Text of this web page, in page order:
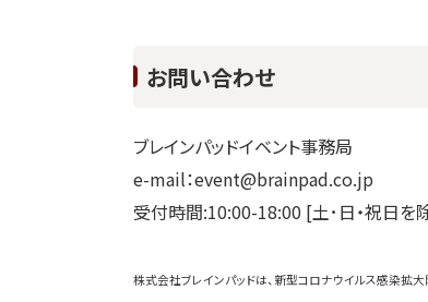
お問い合わせ
ブレインパッドイベント事務局
e-mail：event@brainpad.co.jp
受付時間:10:00-18:00 [土･日・祝日を除
株式会社ブレインパッドは、新型コロナウイルス感染拡